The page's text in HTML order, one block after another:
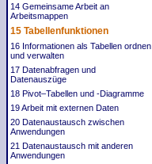
14 Gemeinsame Arbeit an
Arbeitsmappen
15 Tabellenfunktionen
16 Informationen als Tabellen ordnen
und verwalten
17 Datenabfragen und
Datenauszüge
18 Pivot–Tabellen und -Diagramme
19 Arbeit mit externen Daten
20 Datenaustausch zwischen
Anwendungen
21 Datenaustausch mit anderen
Anwendungen